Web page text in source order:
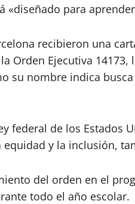
«diseñado para
recibieron una
Orden Ejecutiva
su nombre indica
federal de los
y la inclusión,
del orden en el
todo el año escolar.